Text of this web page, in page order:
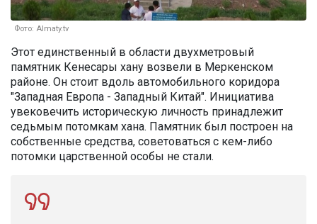
Фото: Almaty.tv
Этот единственный в области двухметровый
памятник Кенесары хану возвели в Меркенском
районе. Он стоит вдоль автомобильного коридора
"Западная Европа - Западный Китай". Инициатива
увековечить историческую личность принадлежит
седьмым потомкам хана. Памятник был построен на
собственные средства, советоваться с кем-либо
потомки царственной особы не стали.